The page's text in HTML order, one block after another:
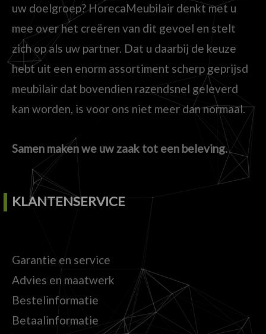
uw doelgroep? HorecaMeubilair denkt met u
mee over het creëren van dit gevoel en stelt
zich op als uw partner. Dat u daarbij de keuze
hebt uit een enorm assortiment scherp geprijsd
meubilair dat bovendien razendsnel geleverd
kan worden, is voor ons niet meer dan normaal.
Samen maken we uw zaak tot een beleving.
KLANTENSERVICE
Garantie en service
Advies en maatwerk
Bestelinformatie
Betaalinformatie